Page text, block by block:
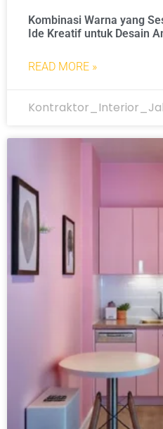
Kombinasi Warna yang
Ide Kreatif untuk Desain
READ MORE »